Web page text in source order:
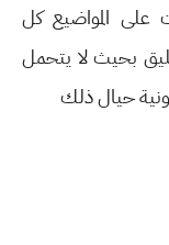
على المواضيع كل
بحيث لا يتحمل
حيال ذلك